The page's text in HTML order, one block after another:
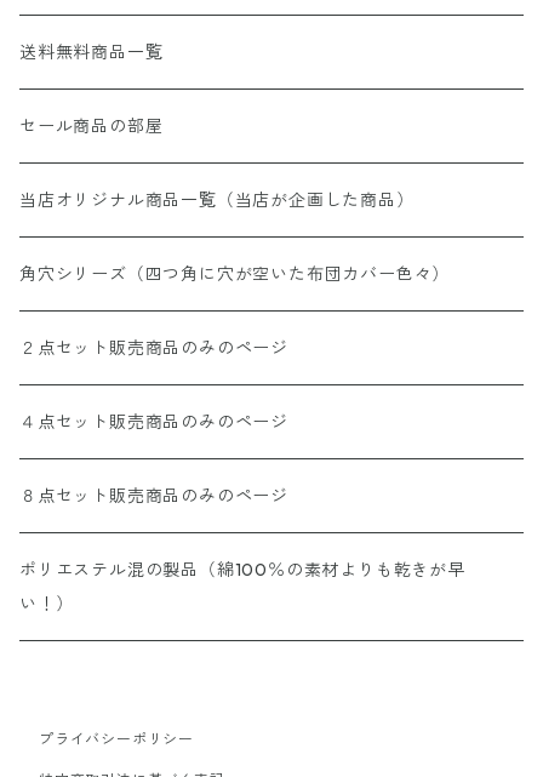
送料無料商品一覧
セール商品の部屋
当店オリジナル商品一覧（当店が企画した商品）
角穴シリーズ（四つ角に穴が空いた布団カバー色々）
２点セット販売商品のみのページ
４点セット販売商品のみのページ
８点セット販売商品のみのページ
ポリエステル混の製品（綿100％の素材よりも乾きが早
い！）
プライバシーポリシー